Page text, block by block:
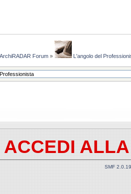
ArchiRADAR Forum » L'angolo del
ACCEDI
SMF 2.0.19